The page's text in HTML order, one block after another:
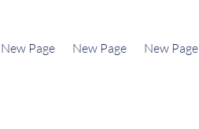
New Page New Page New Page